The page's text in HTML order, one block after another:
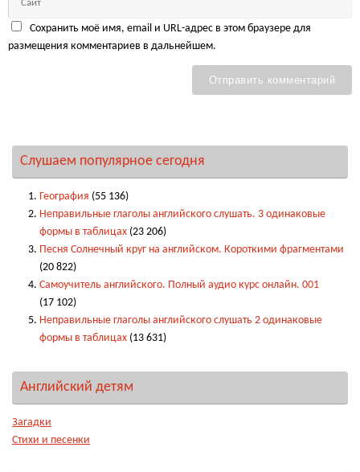
Сохранить моё имя, email и URL-адрес в этом браузере для
размещения комментариев в дальнейшем.
Слушаем популярное сегодня
География (55 136)
Неправильные глаголы английского слушать. 3 одинаковые
формы в таблицах (23 206)
Песня Солнечный круг на английском. Короткими фрагментами
(20 822)
Самоучитель английского. Полный аудио курс онлайн. 001
(17 102)
Неправильные глаголы английского слушать 2 одинаковые
формы в таблицах (13 631)
Английский детям
Загадки
Стихи и песенки